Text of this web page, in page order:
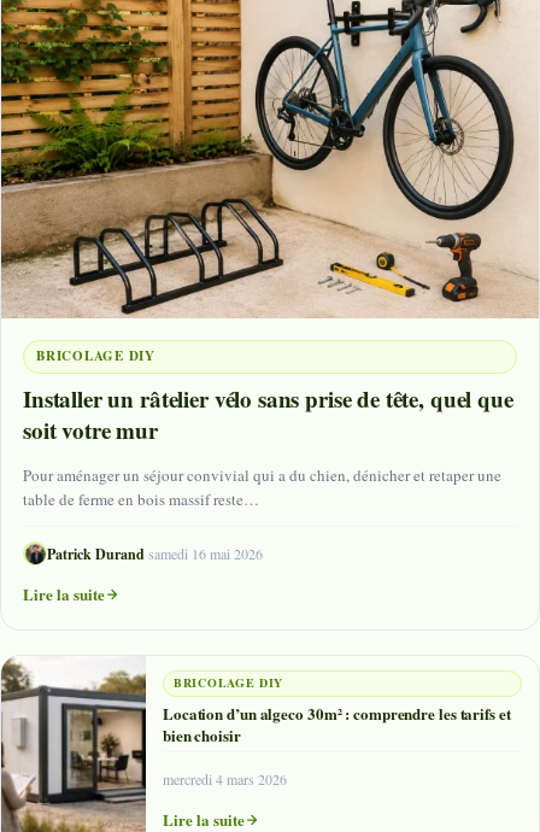
BRICOLAGE DIY
Installer un râtelier vélo sans prise de tête, quel que
soit votre mur
Pour aménager un séjour convivial qui a du chien, dénicher et retaper une
table de ferme en bois massif reste…
Patrick Durand·samedi 16 mai 2026
Lire la suite
BRICOLAGE DIY
Location d’un algeco 30m² : comprendre les tarifs et
bien choisir
mercredi 4 mars 2026
Lire la suite